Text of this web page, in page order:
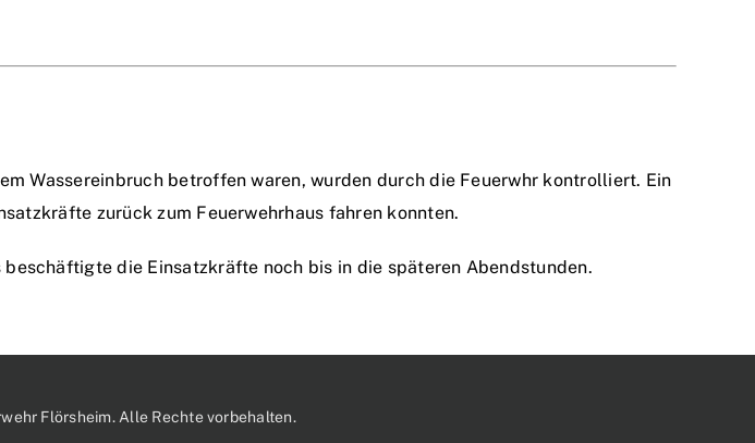
Wassereinbruch betroffen waren, wurden durch die Feuerwhr kontrolliert. Ein
zurück zum Feuerwehrhaus fahren konnten.
die Einsatzkräfte noch bis in die späteren Abendstunden.
Flörsheim. Alle Rechte vorbehalten.